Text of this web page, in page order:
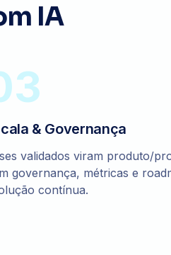
IA
& Governança
validados viram produto/
governança, métricas e
contínua.